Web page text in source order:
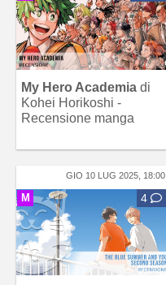
My Hero Academia di
Kohei Horikoshi -
Recensione manga
GIO 10 LUG 2025, 18:00
M 4